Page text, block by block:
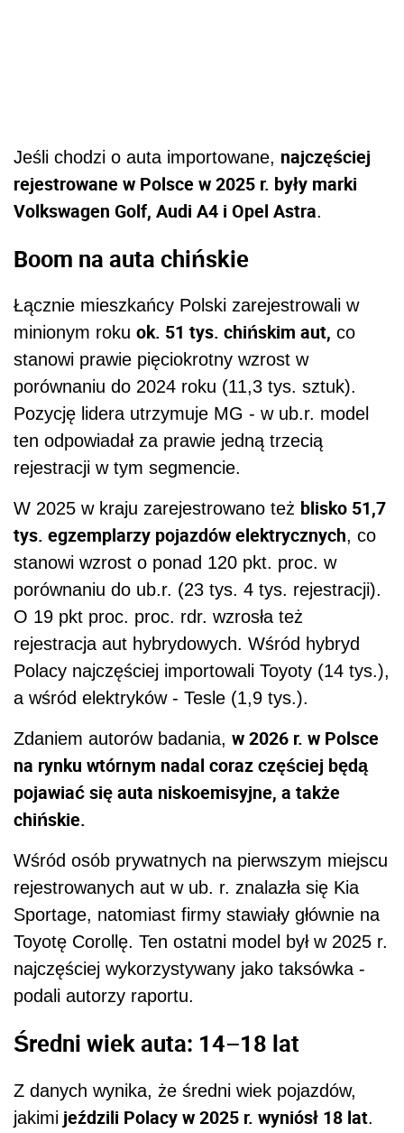
Jeśli chodzi o auta importowane, najczęściej
rejestrowane w Polsce w 2025 r. były marki
Volkswagen Golf, Audi A4 i Opel Astra.
Boom na auta chińskie
Łącznie mieszkańcy Polski zarejestrowali w
minionym roku ok. 51 tys. chińskim aut, co
stanowi prawie pięciokrotny wzrost w
porównaniu do 2024 roku (11,3 tys. sztuk).
Pozycję lidera utrzymuje MG - w ub.r. model
ten odpowiadał za prawie jedną trzecią
rejestracji w tym segmencie.
W 2025 w kraju zarejestrowano też blisko 51,7
tys. egzemplarzy pojazdów elektrycznych, co
stanowi wzrost o ponad 120 pkt. proc. w
porównaniu do ub.r. (23 tys. 4 tys. rejestracji).
O 19 pkt proc. proc. rdr. wzrosła też
rejestracja aut hybrydowych. Wśród hybryd
Polacy najczęściej importowali Toyoty (14 tys.),
a wśród elektryków - Tesle (1,9 tys.).
Zdaniem autorów badania, w 2026 r. w Polsce
na rynku wtórnym nadal coraz częściej będą
pojawiać się auta niskoemisyjne, a także
chińskie.
Wśród osób prywatnych na pierwszym miejscu
rejestrowanych aut w ub. r. znalazła się Kia
Sportage, natomiast firmy stawiały głównie na
Toyotę Corollę. Ten ostatni model był w 2025 r.
najczęściej wykorzystywany jako taksówka -
podali autorzy raportu.
Średni wiek auta: 14–18 lat
Z danych wynika, że średni wiek pojazdów,
jakimi jeździli Polacy w 2025 r. wyniósł 18 lat.